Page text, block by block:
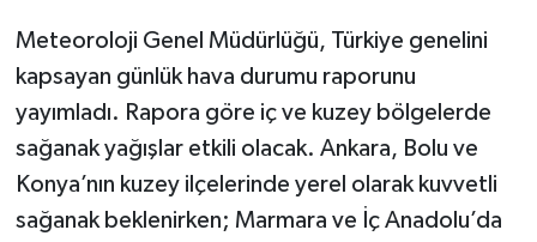
Meteoroloji Genel Müdürlüğü, Türkiye genelini
kapsayan günlük hava durumu raporunu
yayımladı. Rapora göre iç ve kuzey bölgelerde
sağanak yağışlar etkili olacak. Ankara, Bolu ve
Konya’nın kuzey ilçelerinde yerel olarak kuvvetli
sağanak beklenirken; Marmara ve İç Anadolu’da